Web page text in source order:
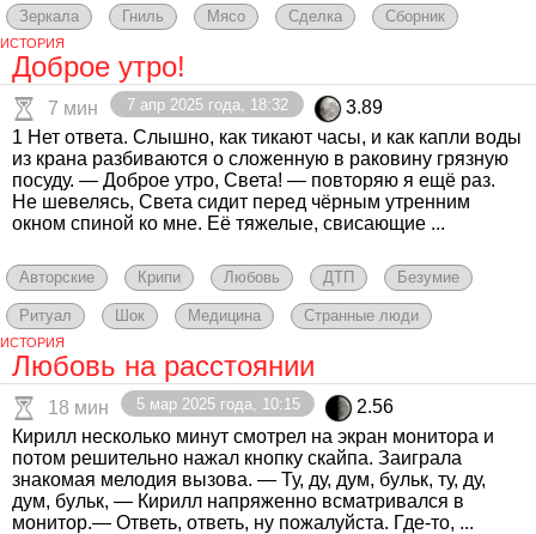
Зеркала Гниль Мясо Сделка Сборник
ИСТОРИЯ
Доброе утро!
7 мин 7 апр 2025 года, 18:32
3.89
1 Нет ответа. Слышно, как тикают часы, и как капли воды
из крана разбиваются о сложенную в раковину грязную
посуду. — Доброе утро, Света! — повторяю я ещё раз.
Не шевелясь, Света сидит перед чёрным утренним
окном спиной ко мне. Её тяжелые, свисающие ...
Авторские Крипи Любовь ДТП Безумие
Ритуал Шок Медицина Странные люди
ИСТОРИЯ
Любовь на расстоянии
18 мин 5 мар 2025 года, 10:15
2.56
Кирилл несколько минут смотрел на экран монитора и
потом решительно нажал кнопку скайпа. Заиграла
знакомая мелодия вызова. — Ту, ду, дум, бульк, ту, ду,
дум, бульк, — Кирилл напряженно всматривался в
монитор.— Ответь, ответь, ну пожалуйста. Где-то, ...